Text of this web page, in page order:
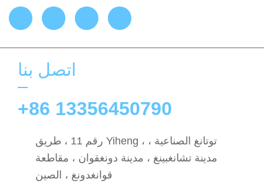
اتصل بنا
+86 13356450790
رقم 11 ، طريق Yiheng ، توتانغ الصناعية ،
مدينة تشانغبينغ ، مدينة دونغقوان ، مقاطعة
قوانغدونغ ، الصين